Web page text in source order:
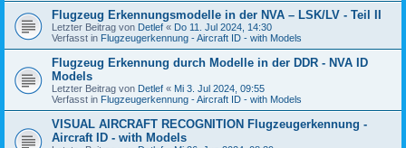
Flugzeug Erkennungsmodelle in der NVA – LSK/LV - Teil II
Letzter Beitrag von Detlef « Do 11. Jul 2024, 14:30
Verfasst in Flugzeugerkennung - Aircraft ID - with Models
Flugzeug Erkennung durch Modelle in der DDR - NVA ID
Models
Letzter Beitrag von Detlef « Mi 3. Jul 2024, 09:55
Verfasst in Flugzeugerkennung - Aircraft ID - with Models
VISUAL AIRCRAFT RECOGNITION Flugzeugerkennung -
Aircraft ID - with Models